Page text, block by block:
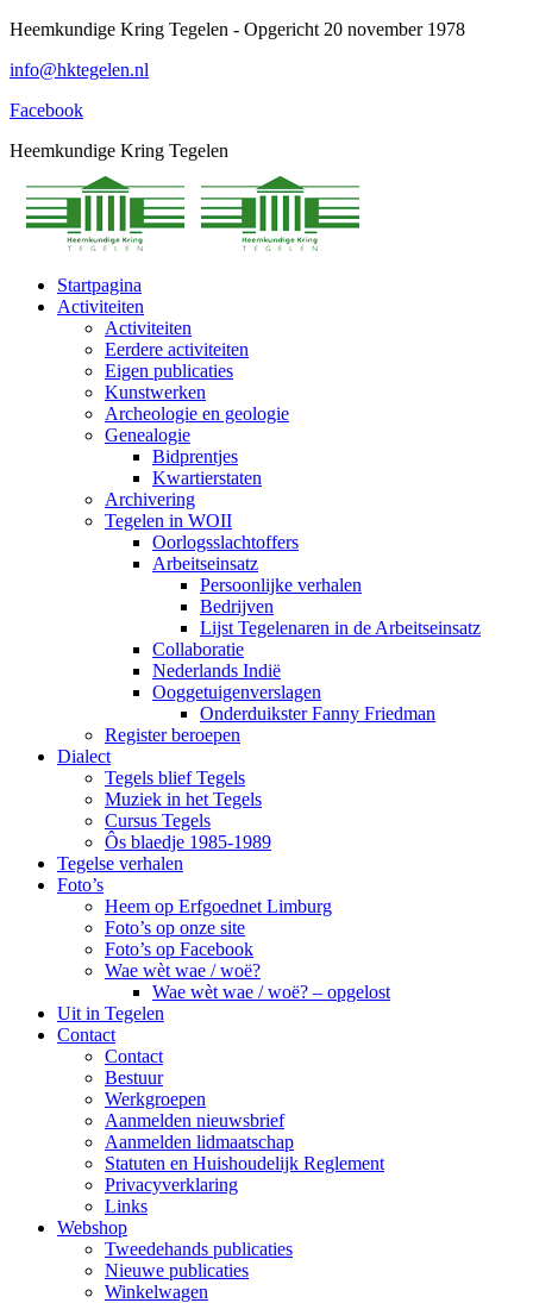
Spring
content
Heemkundige Kring Tegelen - Opgericht 20 november 1978
info@hktegelen.nl
Facebook
Heemkundige Kring Tegelen
Startpagina
Activiteiten
Activiteiten
Eerdere activiteiten
Eigen publicaties
Kunstwerken
Archeologie en geologie
Genealogie
Bidprentjes
Kwartierstaten
Archivering
Tegelen in WOII
Oorlogsslachtoffers
Arbeitseinsatz
Persoonlijke verhalen
Bedrijven
Lijst Tegelenaren in de Arbeitseinsatz
Collaboratie
Nederlands Indië
Ooggetuigenverslagen
Onderduikster Fanny Friedman
Register beroepen
Dialect
Tegels blief Tegels
Muziek in het Tegels
Cursus Tegels
Ôs blaedje 1985-1989
Tegelse verhalen
Foto’s
Heem op Erfgoednet Limburg
Foto’s op onze site
Foto’s op Facebook
Wae wèt wae / woë?
Wae wèt wae / woë? – opgelost
Uit in Tegelen
Contact
Contact
Bestuur
Werkgroepen
Aanmelden nieuwsbrief
Aanmelden lidmaatschap
Statuten en Huishoudelijk Reglement
Privacyverklaring
Links
Webshop
Tweedehands publicaties
Nieuwe publicaties
Winkelwagen